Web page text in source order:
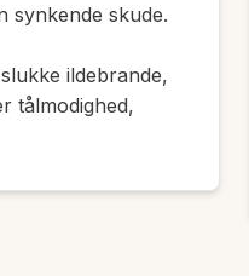
synkende skude.
ildebrande,
tålmodighed,